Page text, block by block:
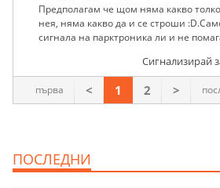
Предполагам че щом няма какво
нея, няма какво да и се строши
сигнала на парктроника ли и не
Сигнализирай
първа < 1 2 >
ПОСЛЕДНИ